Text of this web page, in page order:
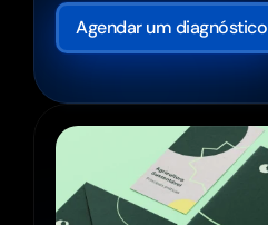
Agendar um diagnóstico